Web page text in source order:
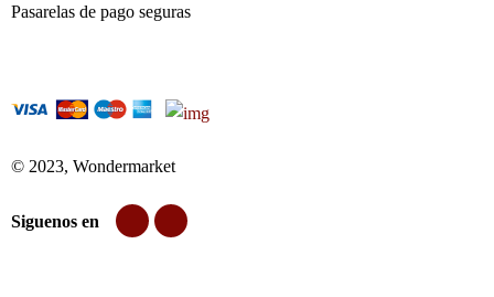
Pasarelas de pago seguras
© 2023, Wondermarket
Siguenos en